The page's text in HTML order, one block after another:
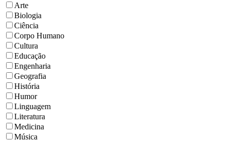
Arte
Biologia
Ciência
Corpo Humano
Cultura
Educação
Engenharia
Geografia
História
Humor
Linguagem
Literatura
Medicina
Música